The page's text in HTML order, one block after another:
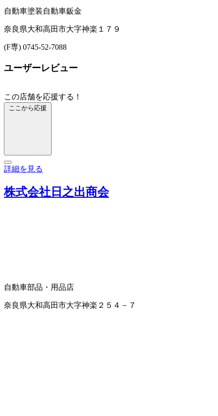
自動車塗装自動車鈑金
奈良県大和高田市大字神楽１７９
(F専) 0745-52-7088
ユーザーレビュー
この店舗を応援する！
ここから応援
詳細を見る
株式会社日之出商会
自動車部品・用品店
奈良県大和高田市大字神楽２５４－７